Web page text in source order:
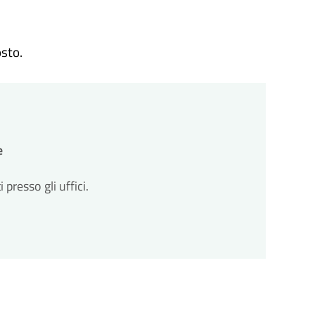
avvia il procedimento e prenderà in carico la
integrazioni. Il comune ti invierà una
entro un massimo di 30 giorni dalla
presso gli uffici.